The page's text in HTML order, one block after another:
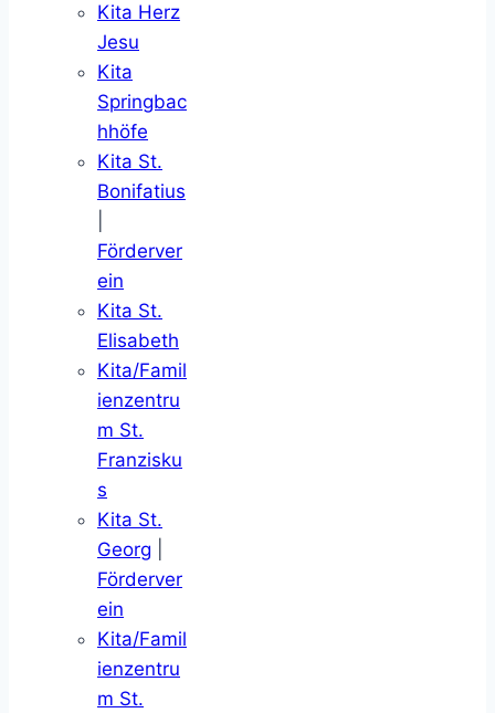
Kita Herz
Jesu
Kita
Springbac
hhöfe
Kita St.
Bonifatius
Förderver
ein
Kita St.
Elisabeth
Kita/Famil
ienzentru
m St.
Franzisku
s
Kita St.
Georg
Förderver
ein
Kita/Famil
ienzentru
m St.